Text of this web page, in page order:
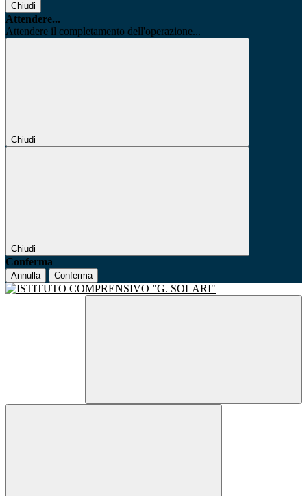
Chiudi
Attendere...
Attendere il completamento dell'operazione...
Chiudi
Chiudi
Conferma
Annulla Conferma